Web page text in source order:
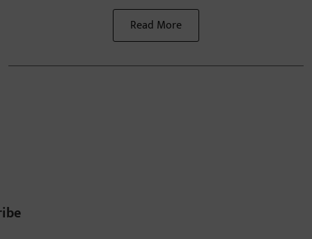
Read More